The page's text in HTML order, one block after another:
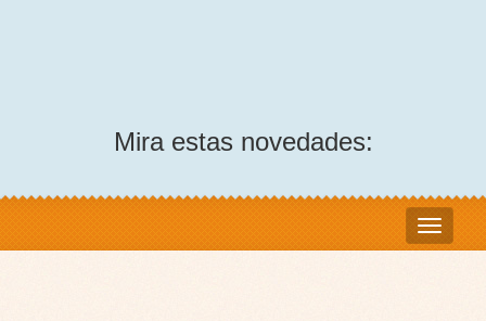
Mira estas novedades: